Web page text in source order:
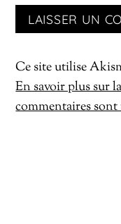
Ce site utilise
En savoir plus sur
commentaires sont